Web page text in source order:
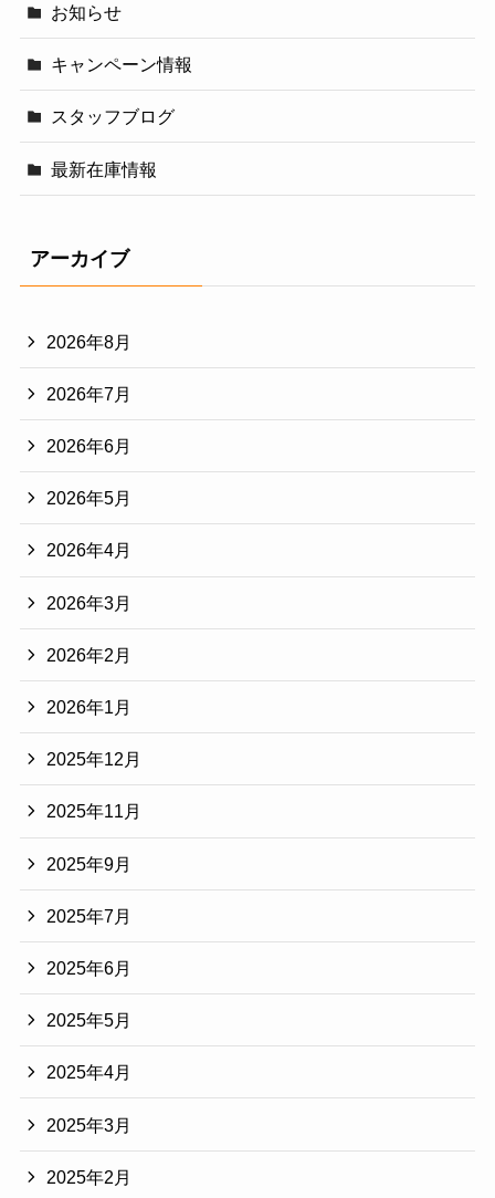
お知らせ
キャンペーン情報
スタッフブログ
最新在庫情報
アーカイブ
2026年8月
2026年7月
2026年6月
2026年5月
2026年4月
2026年3月
2026年2月
2026年1月
2025年12月
2025年11月
2025年9月
2025年7月
2025年6月
2025年5月
2025年4月
2025年3月
2025年2月